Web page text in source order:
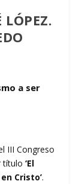
LÓPEZ.
a ser
III Congreso
título‘El
Cristo’.